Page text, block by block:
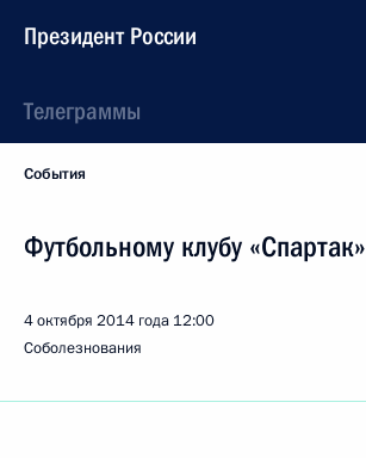
Президент России
Телеграммы
События
Футбольному клубу «Спартак»
4 октября 2014 года 12:00
Соболезнования